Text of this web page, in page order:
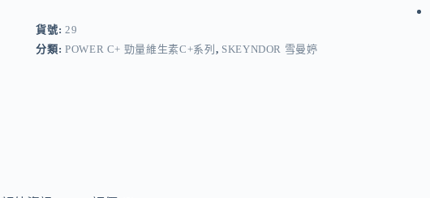
r
n
a
貨號: 29
分類: POWER C+ 勁量維生素C+系列 , SKEYNDOR 雪曼婷